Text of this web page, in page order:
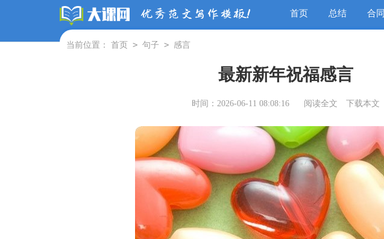
首页 总结 合同
当前位置： 首页 > 句子 > 感言
最新新年祝福感言
时间：2026-06-11 08:08:16 阅读全文 下载本文